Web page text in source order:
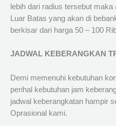
lebih dari radius tersebut
Luar Batas yang akan di
berkisar dari harga 50 – 100
JADWAL KEBERANGKAN
Demi memenuhi kebutuhan
perihal kebutuhan jam
jadwal keberangkatan hampir
Oprasional kami.